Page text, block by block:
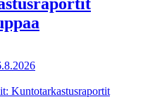
Kuntotarkastusraportit